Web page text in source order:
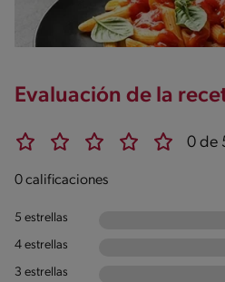
Evaluación de la
0 de
0 calificaciones
5 estrellas
4 estrellas
3 estrellas